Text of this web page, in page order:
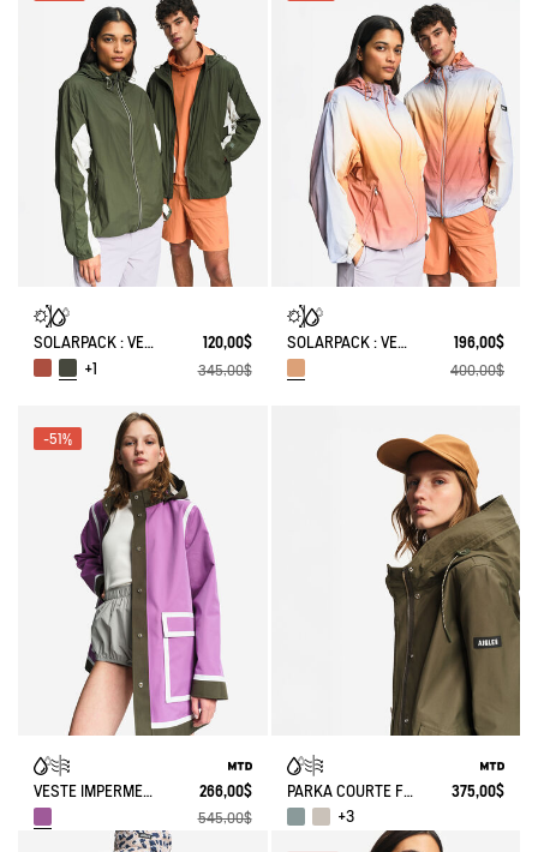
SOLARPACK : VESTE MIXTE DÉPERLANTE PLIABLE UV-C®
120,00$
+1
345,00$
SOLARPACK : VESTE MIXTE DÉPERLANTE PLIABLE UV-C® TIE AND DYE
196,00$
400,00$
VESTE IMPERMÉABLE MTD® BY INDIA MAHDAVI 266,00$
-51%
545,00$
PARKA COURTE FISHTAIL MTD®
375,00$
+3